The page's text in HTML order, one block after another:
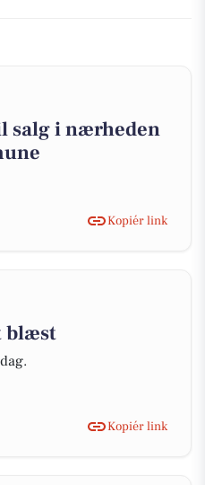
salg i nærheden
Kopiér link
blæst
Kopiér link